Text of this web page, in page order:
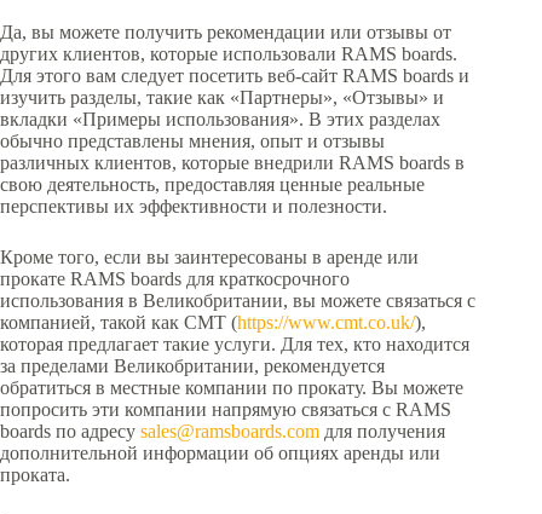
Да, вы можете получить рекомендации или отзывы от
других клиентов, которые использовали RAMS boards.
Для этого вам следует посетить веб-сайт RAMS boards и
изучить разделы, такие как «Партнеры», «Отзывы» и
вкладки «Примеры использования». В этих разделах
обычно представлены мнения, опыт и отзывы
различных клиентов, которые внедрили RAMS boards в
свою деятельность, предоставляя ценные реальные
перспективы их эффективности и полезности.
Кроме того, если вы заинтересованы в аренде или
прокате RAMS boards для краткосрочного
использования в Великобритании, вы можете связаться с
компанией, такой как CMT (https://www.cmt.co.uk/),
которая предлагает такие услуги. Для тех, кто находится
за пределами Великобритании, рекомендуется
обратиться в местные компании по прокату. Вы можете
попросить эти компании напрямую связаться с RAMS
boards по адресу sales@ramsboards.com для получения
дополнительной информации об опциях аренды или
проката.